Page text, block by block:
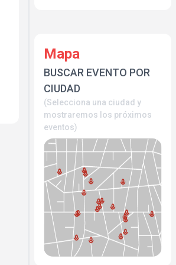
Mapa
BUSCAR EVENTO POR
CIUDAD
(Selecciona una ciudad y
mostraremos los próximos
eventos)